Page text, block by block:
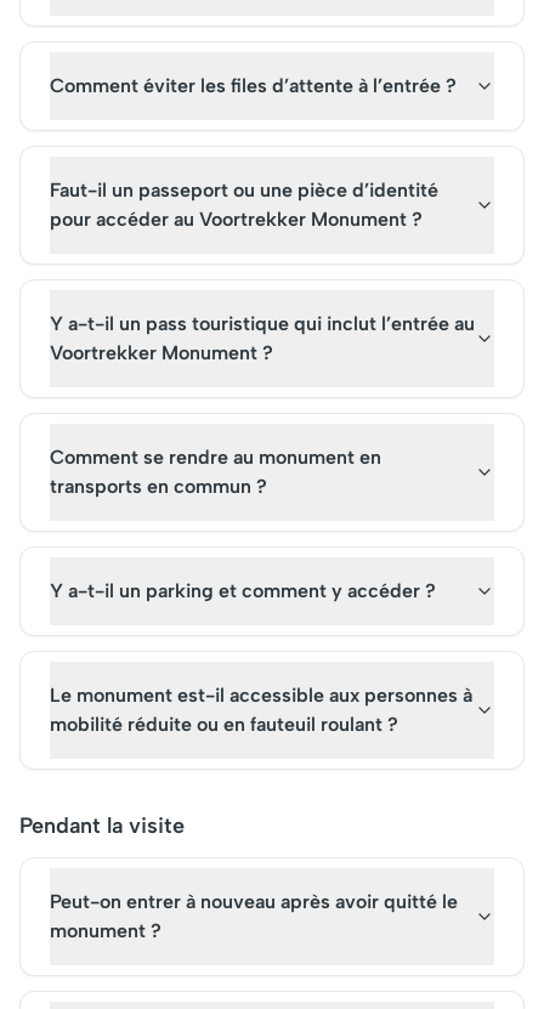
Comment éviter les files d’attente à l’entrée ?
Faut-il un passeport ou une pièce d’identité
pour accéder au Voortrekker Monument ?
Y a-t-il un pass touristique qui inclut l’entrée au
Voortrekker Monument ?
Comment se rendre au monument en
transports en commun ?
Y a-t-il un parking et comment y accéder ?
Le monument est-il accessible aux personnes à
mobilité réduite ou en fauteuil roulant ?
Pendant la visite
Peut-on entrer à nouveau après avoir quitté le
monument ?